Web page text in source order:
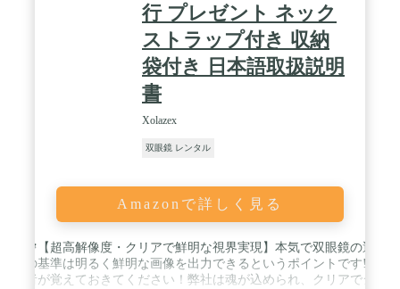
鮮明な感動✨を❗】 光学倍率10倍の高倍率レンズで
100m先でもまるで10m先のようにみえる高性能❗ ポ
ロプリズムタイプの双眼鏡なのでコンサートなどの
薄暗めの会場でも立体的で明るい視野が広がります
❗ 22mmのレンズ径で明るさもなんと""4.84""❗ 抜群
の集光性で解像度高くはっきり見えます❗ ”BaK7よ
りも高性能なBaK4プリズム”を採用、より高画質な
視界をお届けします❗ 双眼鏡のレンズはマルチコー
様】 [種類：ポロプリズム式 (ポロタイプ)] [倍率：
10倍] [対物レンズ口径：22mm] [実視界：6.5度] [明
cm] [レンズ種類：Bak4] [その他：生活防水] /
✅【充実のセット内容】 双眼鏡本体、アイカップ
（ゴム目当て）、ネックストラップ、ハンドストラ
行 プレゼント ネック
ストラップ付き 収納
袋付き 日本語取扱説明
書
Xolazex
双眼鏡 レンタル
Amazonで詳しく見る
🔭🔭【超高解像度・クリアで鮮明な視界実現】本気で双眼鏡の選び
方の基準は明るく鮮明な画像を出力できるというポイントです!初
心者が覚えておきてください！弊社は魂が込められ、クリアでシャ